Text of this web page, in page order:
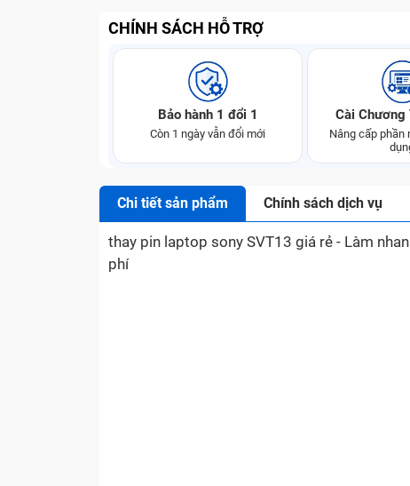
CHÍNH SÁCH HỖ TRỢ
Bảo hành 1 đổi 1
Còn 1 ngày vẫn đổi mới
Cài Chương
Nâng cấp phần
Chi tiết sản phẩm Chính sách dịch vụ
thay pin laptop sony SVT13 giá rẻ - Làm
phí